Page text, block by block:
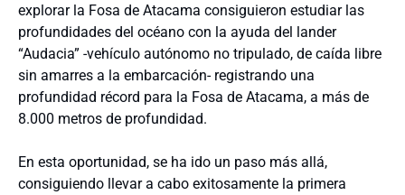
explorar la Fosa de Atacama consiguieron estudiar las
profundidades del océano con la ayuda del lander
“Audacia” -vehículo autónomo no tripulado, de caída libre
sin amarres a la embarcación- registrando una
profundidad récord para la Fosa de Atacama, a más de
8.000 metros de profundidad.
En esta oportunidad, se ha ido un paso más allá,
consiguiendo llevar a cabo exitosamente la primera